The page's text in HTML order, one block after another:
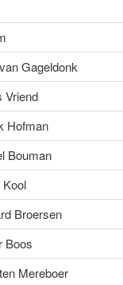
Gageldonk
Vriend
Hofman
Bouman
Broersen
Boos
Mereboer